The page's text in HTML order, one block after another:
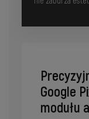
Google
modułu